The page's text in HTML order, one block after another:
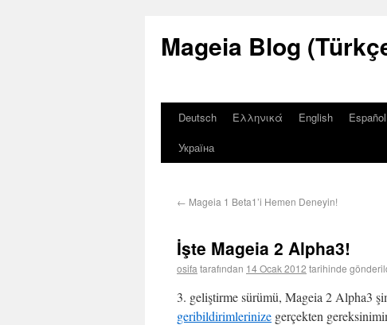
Mageia Blog
Deutsch Ελληνικά English Español
Україна
← Mageia 1 Beta1’i Hemen Deneyin!
İşte Mageia 2 Alpha3!
osifa tarafından 14 Ocak 2012 tarihinde
3. geliştirme sürümü, Mageia 2 Alpha3
geribildirimlerinize gerçekten